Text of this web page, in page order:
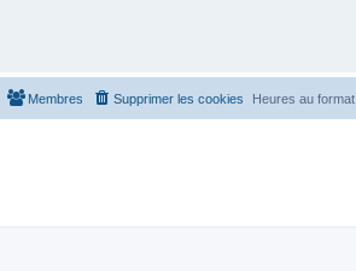
Heures au format
Supprimer les cookies
Membres